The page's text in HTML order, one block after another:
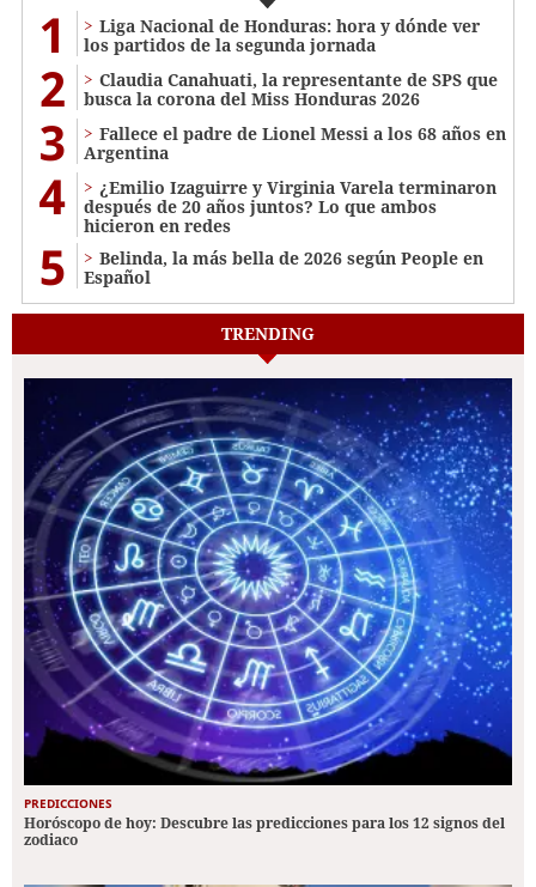
1
Liga Nacional de Honduras: hora y dónde ver
los partidos de la segunda jornada
2
Claudia Canahuati, la representante de SPS que
busca la corona del Miss Honduras 2026
3
Fallece el padre de Lionel Messi a los 68 años en
Argentina
4
¿Emilio Izaguirre y Virginia Varela terminaron
después de 20 años juntos? Lo que ambos
hicieron en redes
5
Belinda, la más bella de 2026 según People en
Español
TRENDING
PREDICCIONES
Horóscopo de hoy: Descubre las predicciones para los 12 signos del
zodiaco